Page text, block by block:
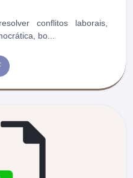
conflitos laborais,
bo...